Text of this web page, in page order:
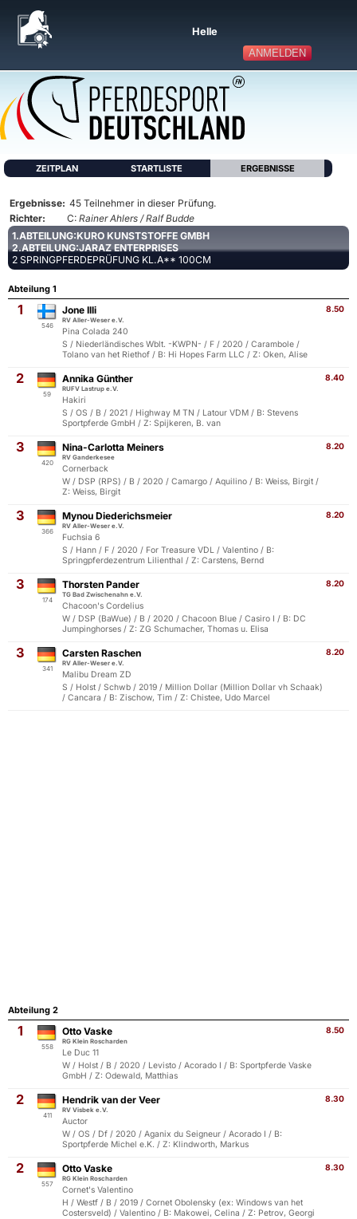
ANMELDEN
Helle
ZEITPLAN STARTLISTE ERGEBNISSE
Ergebnisse: 45 Teilnehmer in dieser Prüfung.
Richter:
C: Rainer Ahlers / Ralf Budde
1.ABTEILUNG:KURO KUNSTSTOFFE GMBH
2.ABTEILUNG:JARAZ ENTERPRISES
2 SPRINGPFERDEPRÜFUNG KL.A** 100CM
Abteilung 1
1
546
8.50
Jone Illi
RV Aller-Weser e.V.
Pina Colada 240
S / Niederländisches Wblt. -KWPN- / F / 2020 / Carambole /
Tolano van het Riethof / B: Hi Hopes Farm LLC / Z: Oken, Alise
2
59
8.40
Annika Günther
RUFV Lastrup e.V.
Hakiri
S / OS / B / 2021 / Highway M TN / Latour VDM / B: Stevens
Sportpferde GmbH / Z: Spijkeren, B. van
3
420
8.20
Nina-Carlotta Meiners
RV Ganderkesee
Cornerback
W / DSP (RPS) / B / 2020 / Camargo / Aquilino / B: Weiss, Birgit /
Z: Weiss, Birgit
3
366
8.20
Mynou Diederichsmeier
RV Aller-Weser e.V.
Fuchsia 6
S / Hann / F / 2020 / For Treasure VDL / Valentino / B:
Springpferdezentrum Lilienthal / Z: Carstens, Bernd
3
174
8.20
Thorsten Pander
TG Bad Zwischenahn e.V.
Chacoon's Cordelius
W / DSP (BaWue) / B / 2020 / Chacoon Blue / Casiro I / B: DC
Jumpinghorses / Z: ZG Schumacher, Thomas u. Elisa
3
341
8.20
Carsten Raschen
RV Aller-Weser e.V.
Malibu Dream ZD
S / Holst / Schwb / 2019 / Million Dollar (Million Dollar vh Schaak)
/ Cancara / B: Zischow, Tim / Z: Chistee, Udo Marcel
Abteilung 2
1
558
8.50
Otto Vaske
RG Klein Roscharden
Le Duc 11
W / Holst / B / 2020 / Levisto / Acorado I / B: Sportpferde Vaske
GmbH / Z: Odewald, Matthias
2
411
8.30
Hendrik van der Veer
RV Visbek e.V.
Auctor
W / OS / Df / 2020 / Aganix du Seigneur / Acorado I / B:
Sportpferde Michel e.K. / Z: Klindworth, Markus
2
557
8.30
Otto Vaske
RG Klein Roscharden
Cornet's Valentino
H / Westf / B / 2019 / Cornet Obolensky (ex: Windows van het
Costersveld) / Valentino / B: Makowei, Celina / Z: Petrov, Georgi